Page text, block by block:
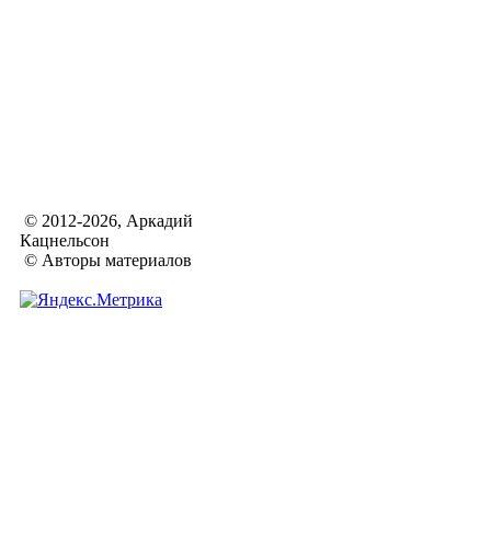
© 2012-2026, Аркадий
Кацнельсон
© Авторы материалов